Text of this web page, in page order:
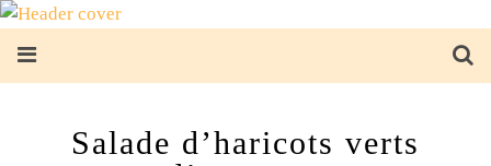
Salade d’haricots verts